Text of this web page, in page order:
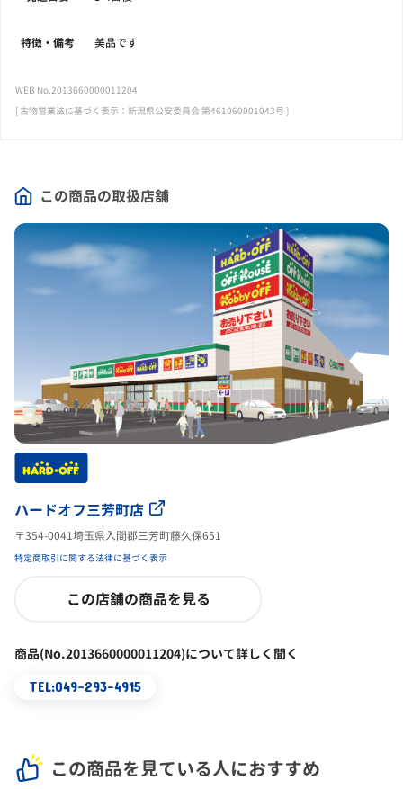
この商品の取扱店舗
ハードオフ三芳町店
〒354-0041埼玉県入間郡三芳町藤久保651
特定商取引に関する法律に基づく表示
この店舗の商品を見る
商品(No.2013660000011204)について詳しく聞く
TEL:049-293-4915
特徴・備考 美品です
WEB No.2013660000011204
[ 古物営業法に基づく表示：新潟県公安委員会 第461060001043号 ]
この商品を見ている人におすすめ